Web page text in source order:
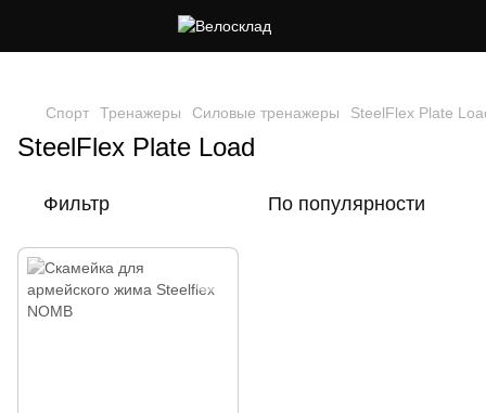
Спорт Тренажеры Силовые тренажеры SteelFlex Plate
SteelFlex Plate Load
Фильтр По популярности